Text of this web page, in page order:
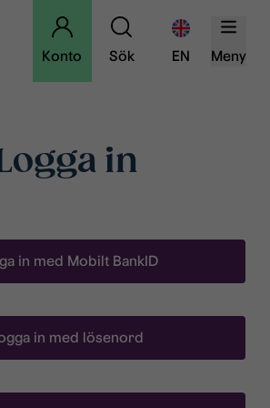
Konto Sök EN Meny
in
in med Mobilt BankID
in med lösenord